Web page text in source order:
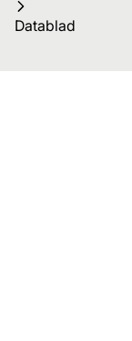
Datablad